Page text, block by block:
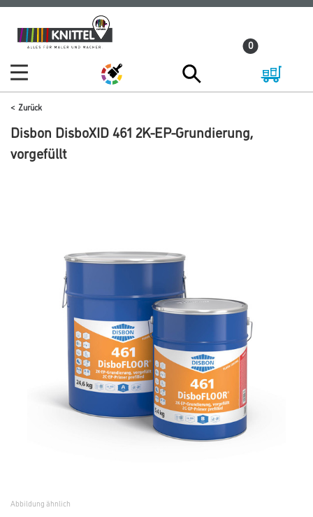
Zum
Inhalt
Zum
Navigationsmenü
0
Zurück
Disbon DisboXID 461 2K-EP-Grundierung,
vorgefüllt
Abbildung ähnlich